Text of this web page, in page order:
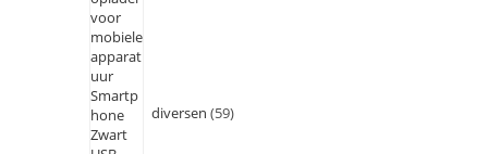
diversen 59